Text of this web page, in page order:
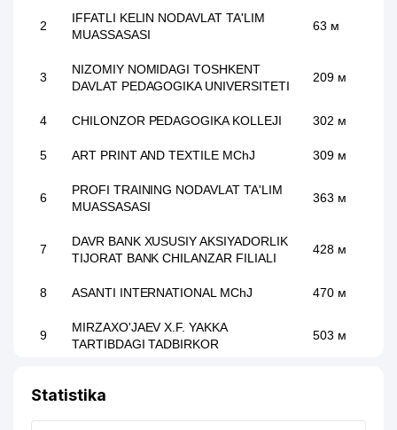
2
IFFATLI KELIN NODAVLAT TA'LIM
MUASSASASI
63 м
3
NIZOMIY NOMIDAGI TOSHKENT
DAVLAT PEDAGOGIKA UNIVERSITETI
209 м
4 CHILONZOR PEDAGOGIKA KOLLEJI 302 м
5 ART PRINT AND TEXTILE MChJ 309 м
6
PROFI TRAINING NODAVLAT TA'LIM
MUASSASASI
363 м
7
DAVR BANK XUSUSIY AKSIYADORLIK
TIJORAT BANK CHILANZAR FILIALI
428 м
8 ASANTI INTERNATIONAL MChJ 470 м
9
MIRZAXO'JAEV X.F. YAKKA
TARTIBDAGI TADBIRKOR
503 м
Statistika